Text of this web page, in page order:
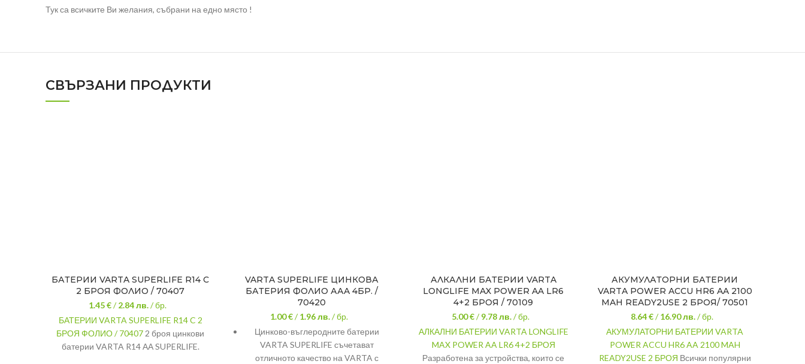
Тук са всичките Ви желания, събрани на едно място !
СВЪРЗАНИ ПРОДУКТИ
БАТЕРИИ VARTA SUPERLIFE R14 C
2 БРОЯ ФОЛИО / 70407
1.45 €/2.84лв. / бр.
БАТЕРИИ VARTA SUPERLIFE R14 C 2
БРОЯ ФОЛИО / 704072 броя цинкови
батерии VARTA R14 АА SUPERLIFE.
VARTA SUPERLIFE ЦИНКОВА
БАТЕРИЯ ФОЛИО ААA 4БР. /
70420
1.00 €/1.96лв. / бр.
Цинково-въглеродните батерии
VARTA SUPERLIFE съчетават
отличното качество на VARTA с
АЛКАЛНИ БАТЕРИИ VARTA
LONGLIFE MAX POWER AA LR6
4+2 БРОЯ / 70109
5.00 €/9.78лв. / бр.
АЛКАЛНИ БАТЕРИИ VARTA LONGLIFE
MAX POWER AA LR6 4+2 БРОЯ
Разработена за устройства, които се
АКУМУЛАТОРНИ БАТЕРИИ
VARTA POWER ACCU HR6 AA 2100
MAH READY2USE 2 БРОЯ/ 70501
8.64 €/16.90лв. / бр.
АКУМУЛАТОРНИ БАТЕРИИ VARTA
POWER ACCU HR6 AA 2100 MAH
READY2USE 2 БРОЯ Всички популярни